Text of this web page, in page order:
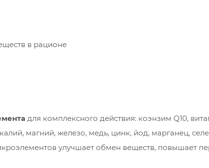
в рационе
для комплексного действия: коэнзим Q10,
магний, железо, медь, цинк, йод, марганец,
улучшает обмен веществ, повышает